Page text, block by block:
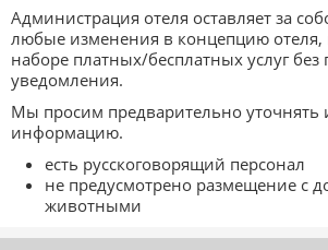
Администрация отеля оставляет за
любые изменения в концепцию отеля,
наборе платных/бесплатных услуг без
уведомления.
Мы просим предварительно уточнять
информацию.
есть русскоговорящий персонал
не предусмотрено размещение с
животными